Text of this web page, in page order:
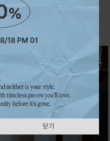
닫기
31,300 33,000